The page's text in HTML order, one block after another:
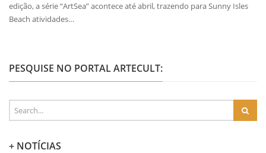
edição, a série “ArtSea” acontece até abril, trazendo para Sunny Isles
Beach atividades…
PESQUISE NO PORTAL ARTECULT:
+ NOTÍCIAS